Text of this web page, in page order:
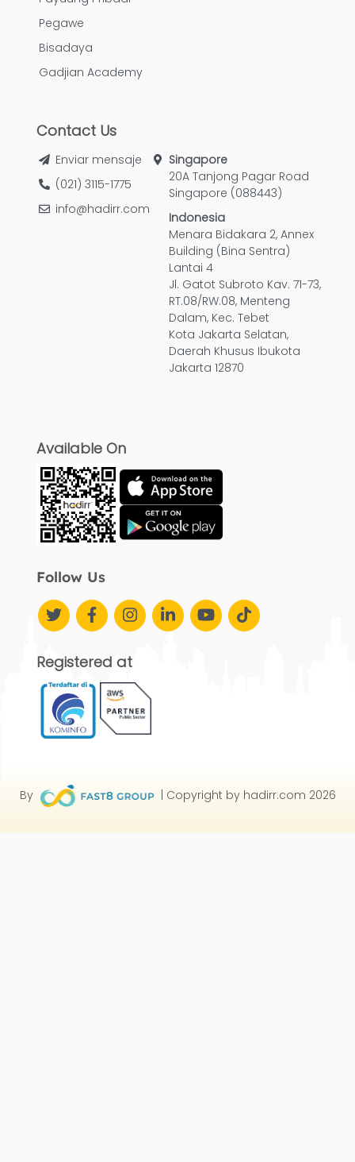
Pegawe
Bisadaya
Gadjian Academy
Contact Us
Enviar mensaje
(021) 3115-1775
info@hadirr.com
Singapore
20A Tanjong Pagar Road
Singapore (088443)
Indonesia
Menara Bidakara 2, Annex
Building (Bina Sentra)
Lantai 4
Jl. Gatot Subroto Kav. 71-73,
RT.08/RW.08, Menteng
Dalam, Kec. Tebet
Kota Jakarta Selatan,
Daerah Khusus Ibukota
Jakarta 12870
Available On
Follow Us
Registered at
By | Copyright by hadirr.com 2026